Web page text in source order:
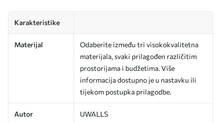
Karakteristike
Materijal
Odaberite između tri visokokvalitetna
materijala, svaki prilagođen različitim
prostorijama i budžetima. Više
informacija dostupno je u nastavku ili
tijekom postupka prilagodbe.
Autor UWALLS